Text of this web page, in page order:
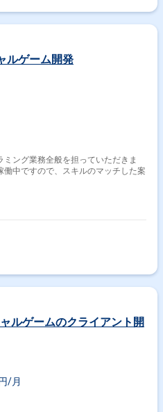
ルゲーム開発
ング業務全般を担っていただきま
中ですので、スキルのマッチした案
ルゲームのクライアント開
/月